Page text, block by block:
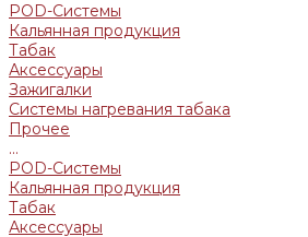
POD-Системы
Кальянная продукция
Табак
Аксессуары
Зажигалки
Системы нагревания табака
Прочее
...
POD-Системы
Кальянная продукция
Табак
Аксессуары